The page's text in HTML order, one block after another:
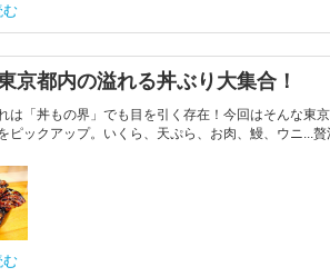
む
京都内の溢れる丼ぶり大集合！
は「丼もの界」でも目を引く存在！今回はそんな東
ピックアップ。いくら、天ぷら、お肉、鰻、ウニ...贅
む